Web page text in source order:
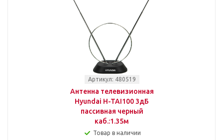
Артикул: 480519
Антенна телевизионная
Hyundai H-TAI100 3дБ
пассивная черный
каб.:1.35м
Товар в наличии